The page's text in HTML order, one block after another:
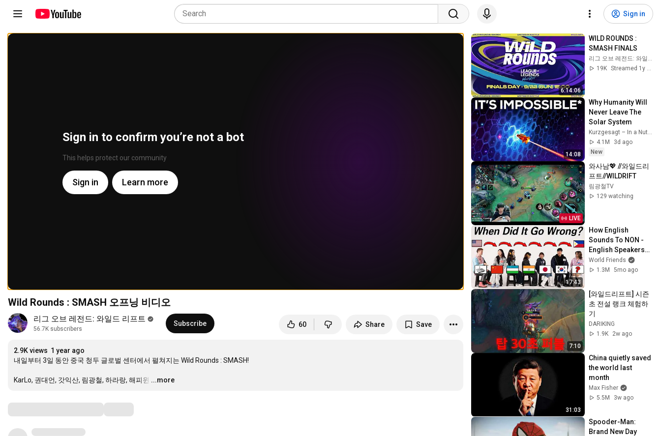
Sign in
Sign in to confirm you’re not a bot
This helps protect our community
Sign in Learn more
Wild Rounds : SMASH 오프닝 비디오
리그 오브 레전드: 와일드 리프트
56.7K subscribers
Subscribe 60 Share Save
2.9K views 1 year ago
내일부터 3일 동안 중국 청두 글로벌 센터에서 펼쳐지는 Wild Rounds : SMASH!
KarLo, 권대언, 갓익산, 림광철, 하라랑, 해피윈 …
...more
6:14:06
WILD ROUNDS :
SMASH FINALS
리그 오브 레전드: 와일드 리프트
19K
Streamed 1y ago
14:08
Why Humanity Will
Never Leave The
Solar System
Kurzgesagt – In a Nutshell
4.1M
3d ago
New
LIVE
와사남💖 //와일드리
프트//WILDRIFT
림광철TV
129 watching
17:43
How English
Sounds To NON -
English Speakers? l
Asia Edition!!
World Friends
1.3M
5mo ago
7:10
[와일드리프트] 시즌
초 전설 랭크 체험하
기
DARIKING
1.9K
2w ago
31:03
China quietly saved
the world last
month
Max Fisher
5.5M
3w ago
Spooder-Man:
Brand New Day